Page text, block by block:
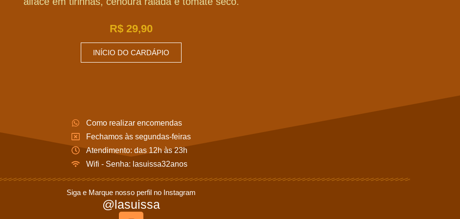
R$ 29,90
INÍCIO DO CARDÁPIO
Como realizar encomendas
Fechamos às segundas-feiras
Atendimento: das 12h às 23h
Wifi - Senha: lasuissa32anos
Siga e Marque nosso perfil no Instagram
@lasuissa